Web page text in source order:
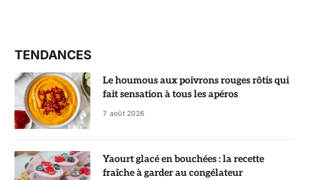
TENDANCES
Le houmous aux poivrons rouges rôtis qui
fait sensation à tous les apéros
7 août 2026
Yaourt glacé en bouchées : la recette
fraîche à garder au congélateur